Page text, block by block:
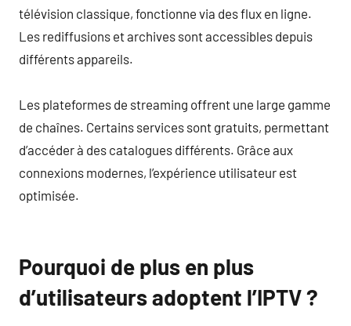
télévision classique, fonctionne via des flux en ligne.
Les rediffusions et archives sont accessibles depuis
différents appareils.
Les plateformes de streaming offrent une large gamme
de chaînes. Certains services sont gratuits, permettant
d’accéder à des catalogues différents. Grâce aux
connexions modernes, l’expérience utilisateur est
optimisée.
Pourquoi de plus en plus
d’utilisateurs adoptent l’IPTV ?